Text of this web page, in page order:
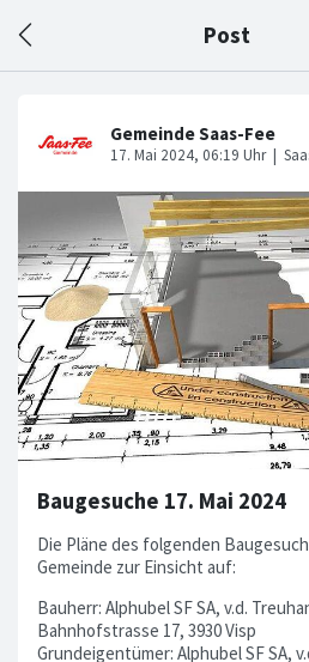
Post
Baugesuche 17. Mai 2024
Die Pläne des folgenden
Gemeinde zur Einsicht auf:
Bauherr: Alphubel SF SA, v.d.
Bahnhofstrasse 17, 3930 Visp
Grundeigentümer: Alphubel SF SA,